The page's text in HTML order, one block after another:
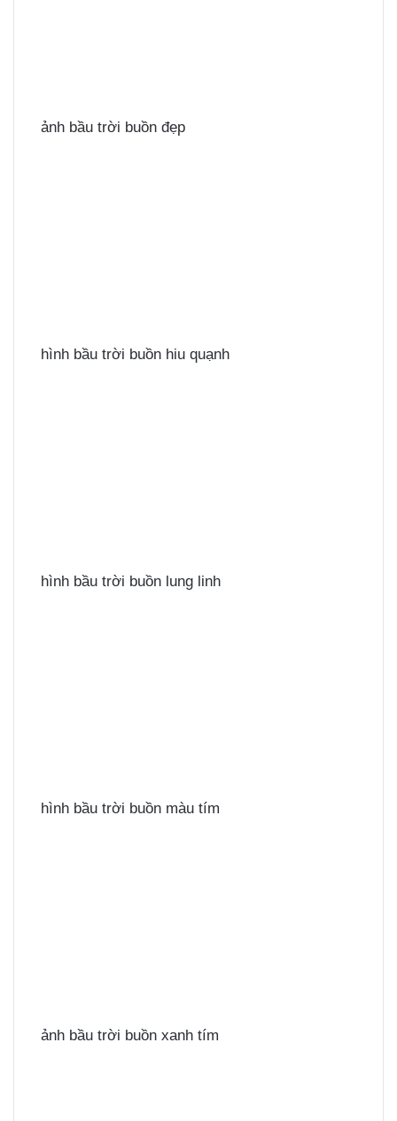
ảnh bầu trời buồn đẹp
hình bầu trời buồn hiu quạnh
hình bầu trời buồn lung linh
hình bầu trời buồn màu tím
ảnh bầu trời buồn xanh tím